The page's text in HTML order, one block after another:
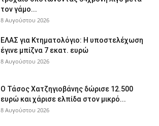
τον γάμο...
8 Αυγούστου 2026
ΕΛΑΣ για Κτηματολόγιο: Η υποστελέχωση
έγινε μπίζνα 7 εκατ. ευρώ
8 Αυγούστου 2026
Ο Τάσος Χατζηγιοβάνης δώρισε 12.500
ευρώ και χάρισε ελπίδα στον μικρό...
8 Αυγούστου 2026